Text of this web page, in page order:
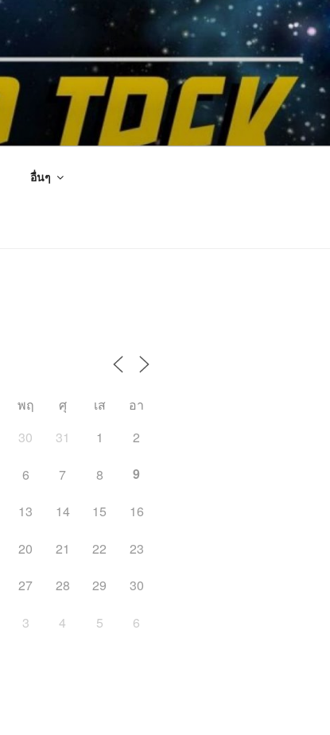
อื่นๆ
พฤ ศุ เส
อา
30 31 1 2
6 7 8 9
13 14 15 16
20 21 22 23
27 28 29 30
3 4 5 6